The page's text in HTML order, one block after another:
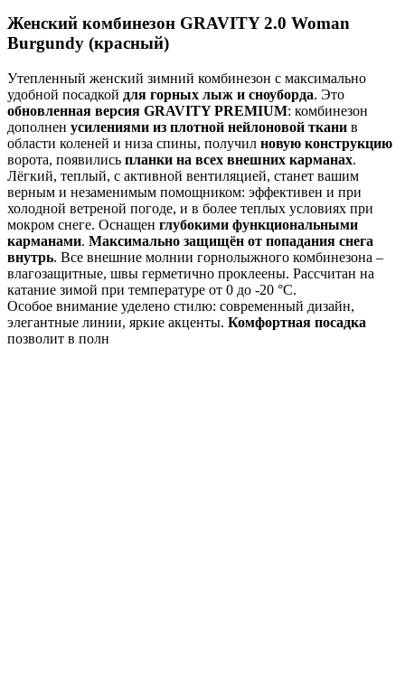
Женский комбинезон GRAVITY 2.0 Woman
Burgundy (красный)
Утепленный женский зимний комбинезон с максимально
удобной посадкой для горных лыж и сноуборда. Это
обновленная версия GRAVITY PREMIUM: комбинезон
дополнен усилениями из плотной нейлоновой ткани в
области коленей и низа спины, получил новую конструкцию
ворота, появились планки на всех внешних карманах.
Лёгкий, теплый, с активной вентиляцией, станет вашим
верным и незаменимым помощником: эффективен и при
холодной ветреной погоде, и в более теплых условиях при
мокром снеге. Оснащен глубокими функциональными
карманами. Максимально защищён от попадания снега
внутрь. Все внешние молнии горнолыжного комбинезона –
влагозащитные, швы герметично проклеены. Рассчитан на
катание зимой при температуре от 0 до -20 °С.
Особое внимание уделено стилю: современный дизайн,
элегантные линии, яркие акценты. Комфортная посадка
позволит в полн